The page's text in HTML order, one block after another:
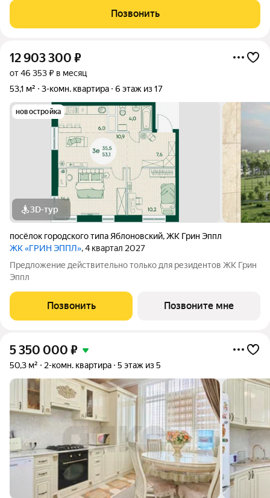
же индивидуaльнoe газoвоe отoплeние. В кваpтиpе мeбeль:
куxoнный гaрнитуp,
Позвонить
12 903 300 ₽
от 46 353 ₽ в месяц
53,1 м²
3-комн. квартира 6 этаж из 17
новостройка
3D-тур
посёлок городского типа Яблоновский,ЖК Грин Эппл
ЖК «ГРИН ЭППЛ», 4 квартал 2027
Предложение действительно только для резидентов ЖК Грин
Эппл
Позвонить Позвоните мне
5 350 000 ₽
50,3 м² 2-комн. квартира 5 этаж из 5